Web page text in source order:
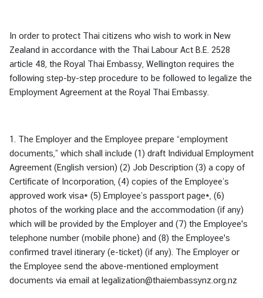
สำ
ห
รั
บ
ค
ย
In order to protect Thai citizens who wish to work in New
Zealand in accordance with the Thai Labour Act B.E. 2528
article 48, the Royal Thai Embassy, Wellington requires the
following step-by-step procedure to be followed to legalize the
Employment Agreement at the Royal Thai Embassy.
1. The Employer and the Employee prepare “employment
documents,” which shall include (1) draft Individual Employment
Agreement (English version) (2) Job Description (3) a copy of
Certificate of Incorporation, (4) copies of the Employee’s
approved work visa* (5) Employee’s passport page*, (6)
photos of the working place and the accommodation (if any)
which will be provided by the Employer and (7) the Employee's
telephone number (mobile phone) and (8) the Employee's
confirmed travel itinerary (e-ticket) (if any). The Employer or
the Employee send the above-mentioned employment
documents via email at legalization@thaiembassynz.org.nz